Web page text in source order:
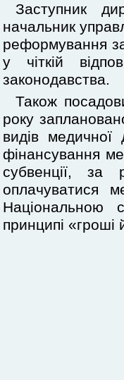
Заступник
начальник
реформування
у чіткій
законодавства.
Також
року
видів
фінансування
субвенції, за
оплачуватися
Національною
принципі «гроші